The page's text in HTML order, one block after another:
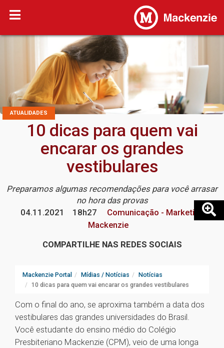
ATUALIDADES
10 dicas para quem vai
encarar os grandes
vestibulares
Preparamos algumas recomendações para você arrasar
no hora das provas
04.11.2021
18h27
Comunicação - Marketing
Mackenzie
COMPARTILHE NAS REDES SOCIAIS
Mackenzie Portal Mídias / Notícias
Notícias
10 dicas para quem vai encarar os grandes vestibulares
Com o final do ano, se aproxima também a data dos
vestibulares das grandes universidades do Brasil.
Você estudante do ensino médio do Colégio
Presbiteriano Mackenzie (CPM), veio de uma longa